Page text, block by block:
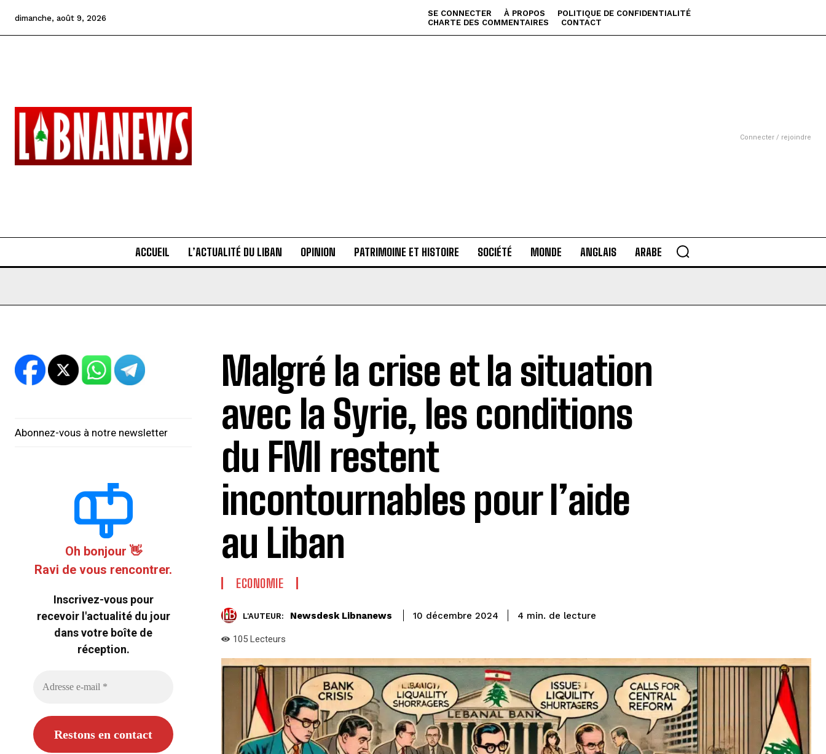
dimanche, août 9, 2026 SE CONNECTER À PROPOS
POLITIQUE DE CONFIDENTIALITÉ
CHARTE DES COMMENTAIRES
CONTACT
Connecter / rejoindre
ACCUEIL L’ACTUALITÉ DU LIBAN OPINION PATRIMOINE ET HISTOIRE SOCIÉTÉ MONDE ANGLAIS ARABE
Abonnez-vous à notre newsletter
Oh bonjour 👋
Ravi de vous rencontrer.
Inscrivez-vous pour
recevoir l'actualité du jour
dans votre boîte de
réception.
Malgré la crise et la situation
avec la Syrie, les conditions
du FMI restent
incontournables pour l’aide
au Liban
ECONOMIE
L'AUTEUR: Newsdesk Libnanews 10 décembre 2024 4 min. de lecture
105 Lecteurs